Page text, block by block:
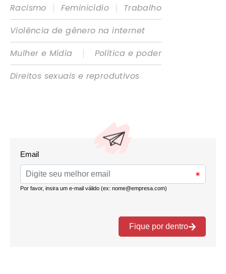
Racismo
| Feminicídio |
Trabalho
Violência de gênero na internet
Mulher e Mídia
|
Política e poder
Direitos sexuais e reprodutivos